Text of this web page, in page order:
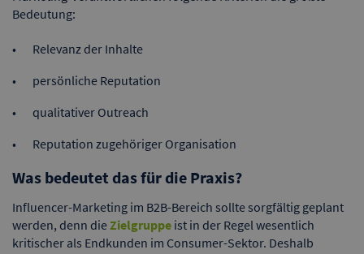
Bedeutung:
Relevanz der Inhalte
persönliche Reputation
qualitativer Outreach
Reputation zugehöriger Organisation
Was bedeutet das für die Praxis?
Influencer-Marketing im B2B-Bereich sollte sorgfältig geplant
werden, denn dieZielgruppe ist in der Regel wesentlich
kritischer als Endkunden im Consumer-Sektor. Deshalb